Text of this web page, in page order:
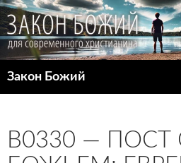
Закон Божий
B0330 —